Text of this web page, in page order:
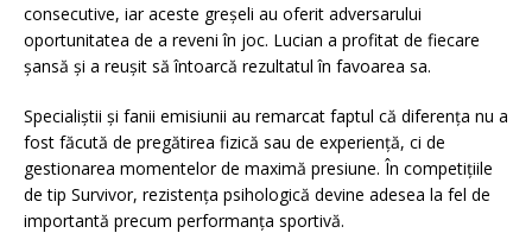
consecutive, iar aceste greșeli au oferit adversarului
oportunitatea de a reveni în joc. Lucian a profitat de fiecare
șansă și a reușit să întoarcă rezultatul în favoarea sa.
Specialiștii și fanii emisiunii au remarcat faptul că diferența nu a
fost făcută de pregătirea fizică sau de experiență, ci de
gestionarea momentelor de maximă presiune. În competițiile
de tip Survivor, rezistența psihologică devine adesea la fel de
importantă precum performanța sportivă.